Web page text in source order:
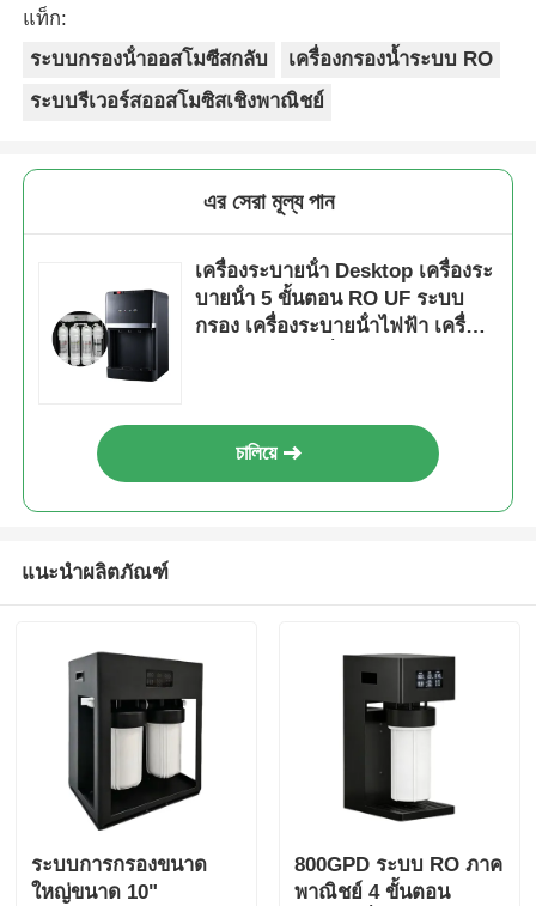
complaints from customers, and very few
returns. Great product to carry!
แท็ก:
ระบบกรองน้ําออสโมซีสกลับ
เครื่องกรองน้ำระบบ RO
ระบบรีเวอร์สออสโมซิสเชิงพาณิชย์
এর সেরা মূল্য পান
เครื่องระบายน้ํา Desktop เครื่องระ
บายน้ํา 5 ขั้นตอน RO UF ระบบ
กรอง เครื่องระบายน้ําไฟฟ้า เครื่อง
চালিয়ে
แนะนำผลิตภัณฑ์
ระบบการกรองขนาด
ใหญ่ขนาด 10"
800GPD ระบบ RO ภาค
พาณิชย์ 4 ขั้นตอน